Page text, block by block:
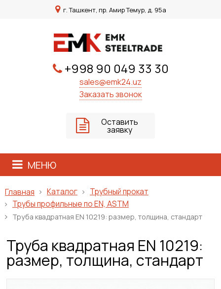
г. Ташкент, пр. Амир Темур, д. 95а
+998 90 049 33 30
sales@emk24.uz
Заказать звонок
Оставить
заявку
МЕНЮ
Главная Каталог
Трубный прокат
Трубы профильные по EN, ASTM
Труба квадратная EN 10219: размер, толщина, стандарт
Труба квадратная EN 10219:
размер, толщина, стандарт